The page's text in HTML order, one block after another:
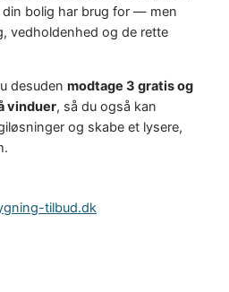
bolig har brug for — men
vedholdenhed og de rette
desuden modtage 3 gratis og
vinduer, så du også kan
og skabe et lysere,